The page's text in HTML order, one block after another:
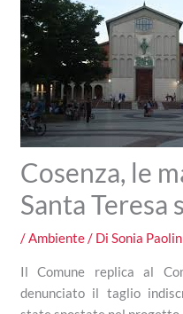
Cosenza, le
Santa Teresa
/Ambiente/ DiSonia
Il Comune replica al
denunciato il taglio